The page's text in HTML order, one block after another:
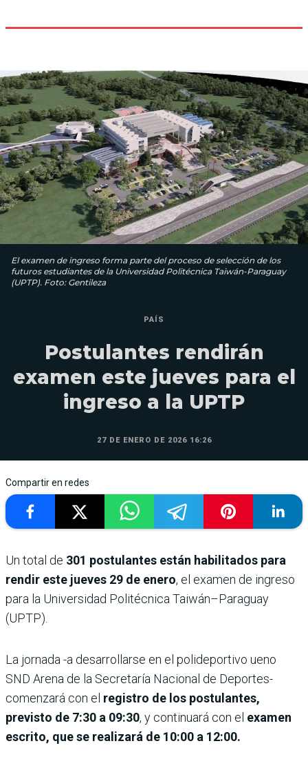
El examen de ingreso forma parte del proceso de selección de los
futuros estudiantes de la Universidad Politécnica Taiwán-Paraguay
(UPTP). Foto: Gentileza
PAÍS
Postulantes rendirán
examen este jueves para el
ingreso a la UPTP
27 DE ENERO DE 2026 16:26
Compartir en redes
Un total de 301 postulantes están habilitados para
rendir este jueves 29 de enero, el examen de ingreso
para la Universidad Politécnica Taiwán–Paraguay
(UPTP).
La jornada -a desarrollarse en el polideportivo ueno
SND Arena de la Secretaría Nacional de Deportes-
comenzará con el registro de los postulantes,
previsto de 7:30 a 09:30, y continuará con el examen
escrito, que se realizará de 10:00 a 12:00.